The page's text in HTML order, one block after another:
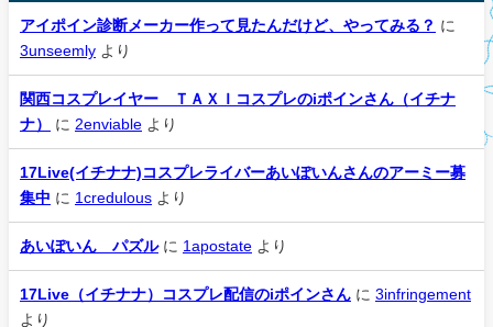
アイポイン診断メーカー作って見たんだけど、やってみる？ に
3unseemly より
関西コスプレイヤー ＴＡＸＩコスプレのiポインさん（イチナ
ナ）
に 2enviable より
17Live(イチナナ)コスプレライバーあいぽいんさんのアーミー募
集中 に 1credulous より
あいぽいん パズルに 1apostate より
17Live（イチナナ）コスプレ配信のiポインさん に 3infringement
より